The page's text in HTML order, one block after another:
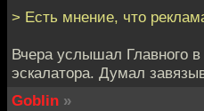
> Есть мнение, что
Вчера услышал Главного
эскалатора. Думал
Goblin »